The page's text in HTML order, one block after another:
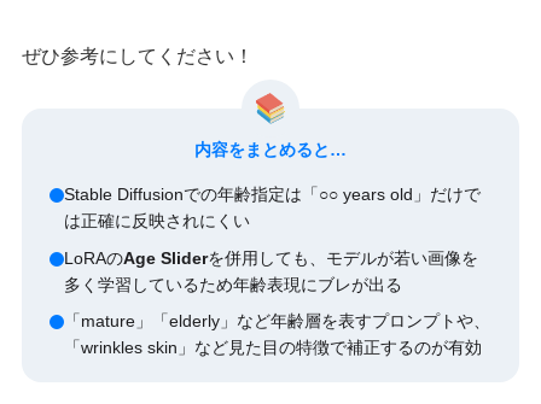
ぜひ参考にしてください！
内容をまとめると…
Stable Diffusionでの年齢指定は「○○ years old」だけで
は正確に反映されにくい
LoRAのAge Sliderを併用しても、モデルが若い画像を
多く学習しているため年齢表現にブレが出る
「mature」「elderly」など年齢層を表すプロンプトや、
「wrinkles skin」など見た目の特徴で補正するのが有効